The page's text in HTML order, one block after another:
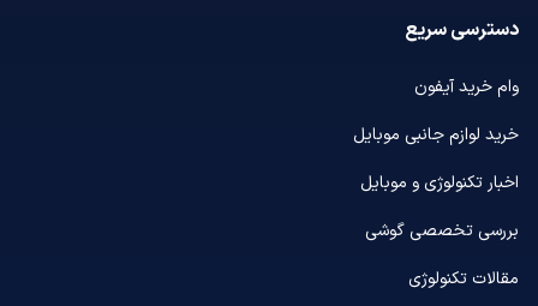
دسترسی سریع
وام خرید آیفون
خرید لوازم جانبی موبایل
اخبار تکنولوژی و موبایل
بررسی تخصصی گوشی
مقالات تکنولوژی